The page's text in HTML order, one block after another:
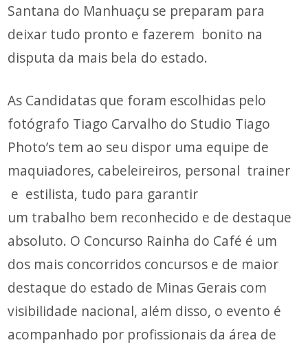
Santana do Manhuaçu se preparam para
deixar tudo pronto e fazerem bonito na
disputa da mais bela do estado.
As Candidatas que foram escolhidas pelo
fotógrafo Tiago Carvalho do Studio Tiago
Photo’s tem ao seu dispor uma equipe de
maquiadores, cabeleireiros, personal trainer
e estilista, tudo para garantir
um trabalho bem reconhecido e de destaque
absoluto. O Concurso Rainha do Café é um
dos mais concorridos concursos e de maior
destaque do estado de Minas Gerais com
visibilidade nacional, além disso, o evento é
acompanhado por profissionais da área de